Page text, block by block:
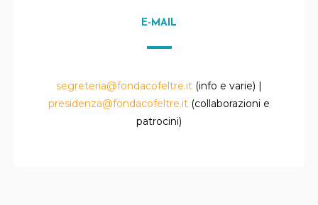
E-MAIL
segreteria@fondacofeltre.it (info e varie) |
presidenza@fondacofeltre.it (collaborazioni e
patrocini)